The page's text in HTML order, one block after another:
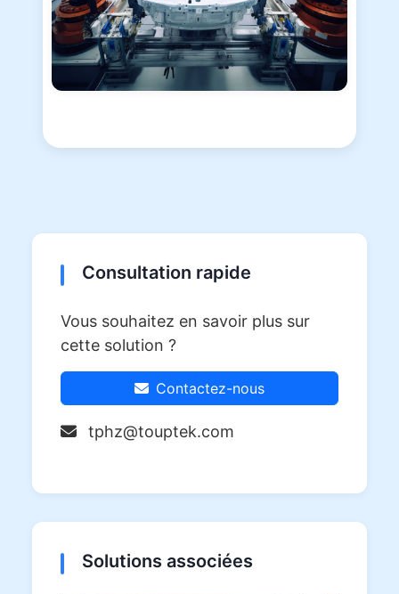
Consultation rapide
Vous souhaitez en savoir plus sur
cette solution ?
Contactez-nous
tphz@touptek.com
Solutions associées